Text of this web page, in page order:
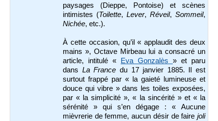
paysages (Dieppe, Pontoise) et scènes
intimistes (Toilette, Lever, Réveil, Sommeil,
Nichée, etc.).
À cette occasion, qu’il « applaudit des deux
mains », Octave Mirbeau lui a consacré un
article, intitulé «
Eva Gonzalès » et paru
dans La France du 17 janvier 1885. Il est
surtout frappé par « la gaieté lumineuse et
douce qui vibre » dans les toiles exposées,
par « la simplicité », « la sincérité » et « la
sérénité » qui s’en dégage : « Aucune
mièvrerie de femme, aucun désir de faire joli